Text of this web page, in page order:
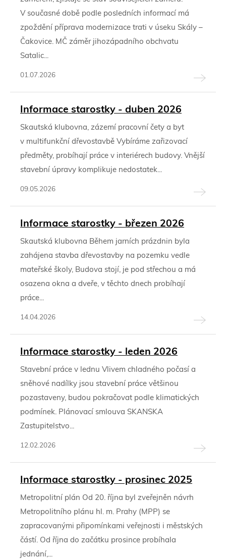
V současné době podle posledních informací má
zpoždění příprava modernizace trati v úseku Skály –
Čakovice. MČ záměr jihozápadního obchvatu
Satalic...
01.07.2026
Informace starostky - duben 2026
Skautská klubovna, zázemí pracovní čety a byt
v multifunkční dřevostavbě Vybíráme zařizovací
předměty, probíhají práce v interiérech budovy. Vnější
stavební úpravy komplikuje nedostatek...
09.05.2026
Informace starostky - březen 2026
Skautská klubovna Během jarních prázdnin byla
zahájena stavba dřevostavby na pozemku vedle
mateřské školy, Budova stojí, je pod střechou a má
osazena okna a dveře, v těchto dnech probíhají
práce...
14.04.2026
Informace starostky - leden 2026
Stavební práce v lednu Vlivem chladného počasí a
sněhové nadílky jsou stavební práce většinou
pozastaveny, budou pokračovat podle klimatických
podmínek. Plánovací smlouva SKANSKA
Zastupitelstvo...
12.02.2026
Informace starostky - prosinec 2025
Metropolitní plán Od 20. října byl zveřejněn návrh
Metropolitního plánu hl. m. Prahy (MPP) se
zapracovanými připomínkami veřejnosti i městských
částí. Od října do začátku prosince probíhala
jednání,...